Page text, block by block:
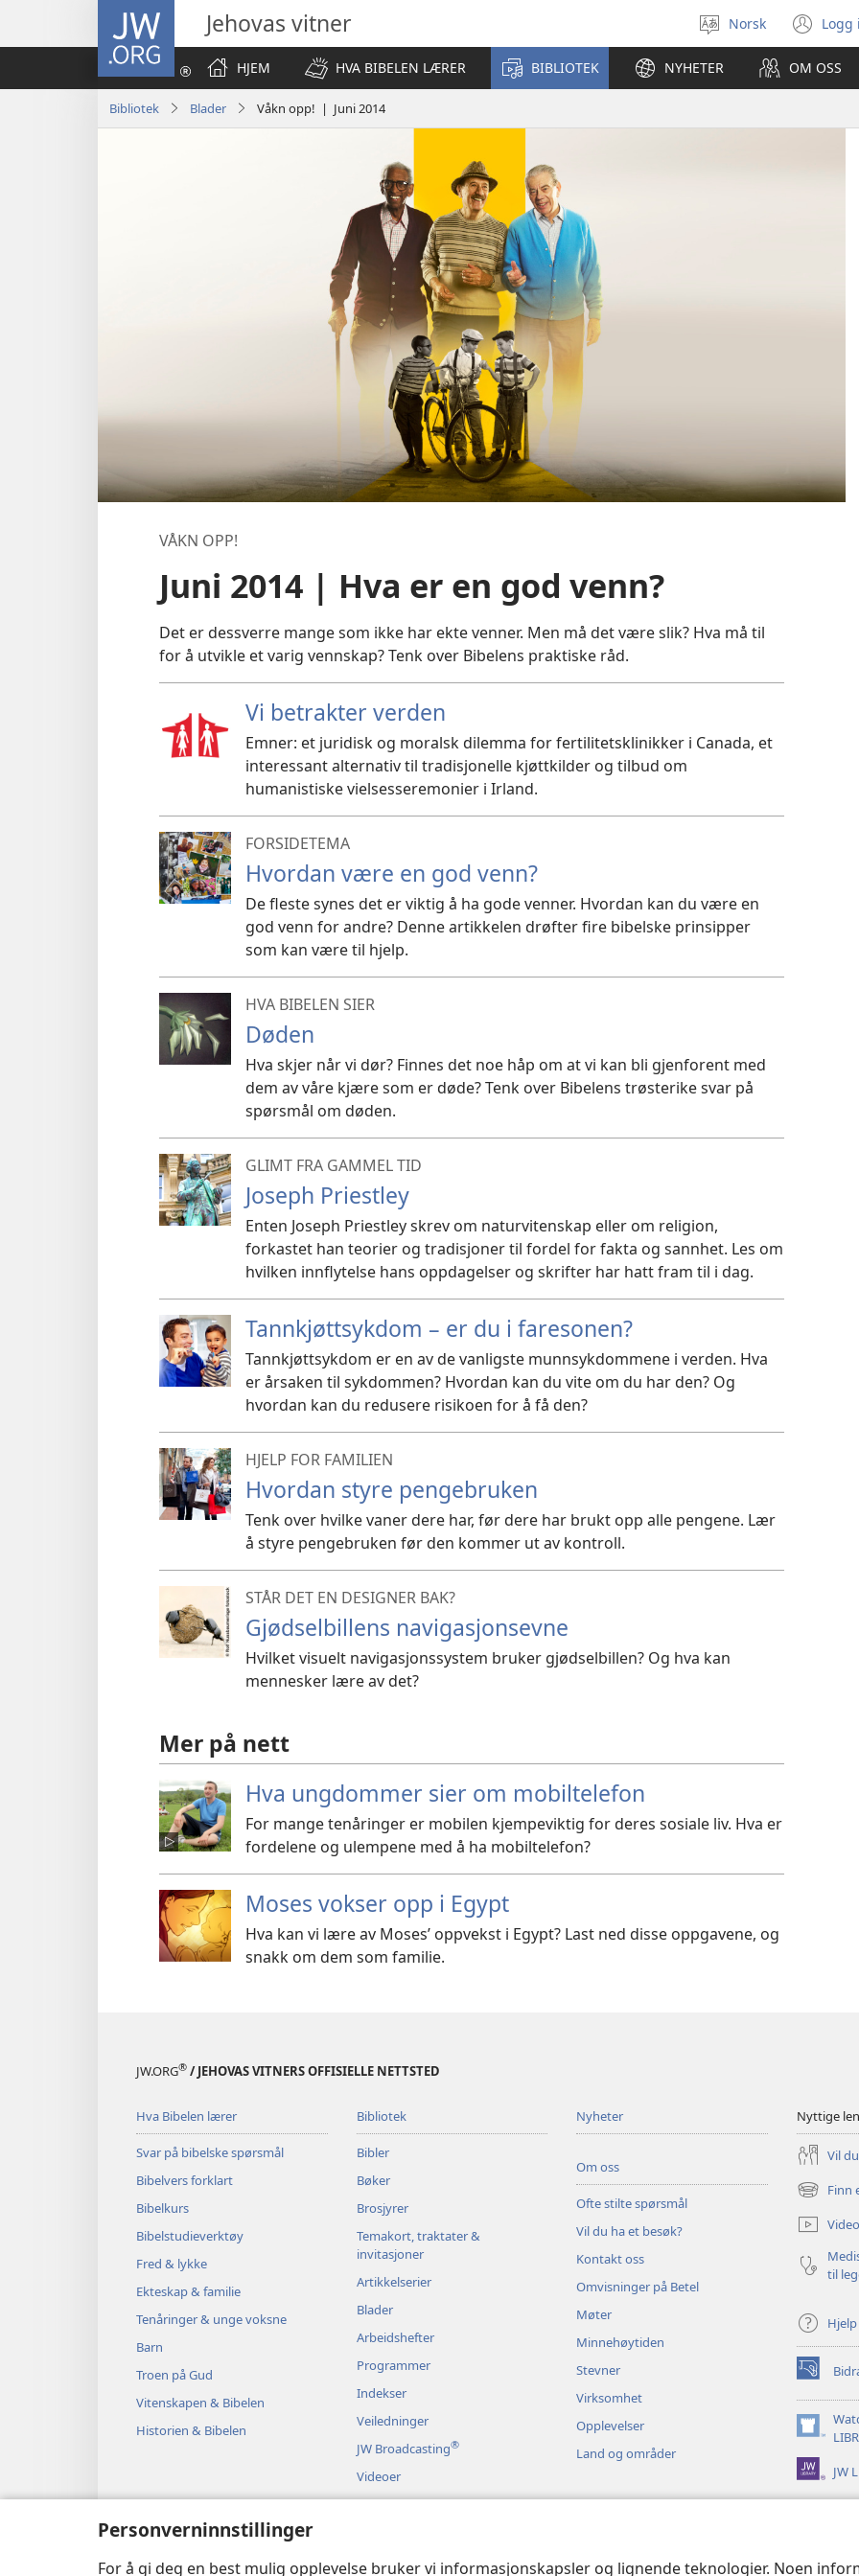
Personverninnstillinger
For å gi deg en best mulig opplevelse bruker vi informasjonskapsler og lignende teknologier. Noen
JW.ORG Jehovas vitner
Velg
språk
Norsk Logg
nytt
HJEM
HVA BIBELEN LÆRER BIBLIOTEK NYHETER OM OSS
Bibliotek Blader Våkn opp! | Juni 2014
VÅKN OPP!
Juni 2014 | Hva er en god venn?
Det er dessverre mange som ikke har ekte venner. Men må det være slik? Hva må til
for å utvikle et varig vennskap? Tenk over Bibelens praktiske råd.
Vi betrakter verden
Emner: et juridisk og moralsk dilemma for fertilitetsklinikker i Canada, et
interessant alternativ til tradisjonelle kjøttkilder og tilbud om
humanistiske vielsesseremonier i Irland.
FORSIDETEMA
Hvordan være en god venn?
De fleste synes det er viktig å ha gode venner. Hvordan kan du være en
god venn for andre? Denne artikkelen drøfter fire bibelske prinsipper
som kan være til hjelp.
HVA BIBELEN SIER
Døden
Hva skjer når vi dør? Finnes det noe håp om at vi kan bli gjenforent med
dem av våre kjære som er døde? Tenk over Bibelens trøsterike svar på
spørsmål om døden.
GLIMT FRA GAMMEL TID
Joseph Priestley
Enten Joseph Priestley skrev om naturvitenskap eller om religion,
forkastet han teorier og tradisjoner til fordel for fakta og sannhet. Les om
hvilken innflytelse hans oppdagelser og skrifter har hatt fram til i dag.
Tannkjøttsykdom – er du i faresonen?
Tannkjøttsykdom er en av de vanligste munnsykdommene i verden. Hva
er årsaken til sykdommen? Hvordan kan du vite om du har den? Og
hvordan kan du redusere risikoen for å få den?
HJELP FOR FAMILIEN
Hvordan styre pengebruken
Tenk over hvilke vaner dere har, før dere har brukt opp alle pengene. Lær
å styre pengebruken før den kommer ut av kontroll.
STÅR DET EN DESIGNER BAK?
Gjødselbillens navigasjonsevne
Hvilket visuelt navigasjonssystem bruker gjødselbillen? Og hva kan
mennesker lære av det?
Mer på nett
Hva ungdommer sier om mobiltelefon
For mange tenåringer er mobilen kjempeviktig for deres sosiale liv. Hva er
fordelene og ulempene med å ha mobiltelefon?
Moses vokser opp i Egypt
Hva kan vi lære av Moses’ oppvekst i Egypt? Last ned disse oppgavene, og
snakk om dem som familie.
JW.ORG® / JEHOVAS VITNERS OFFISIELLE NETTSTED
Hva Bibelen lærer
Svar på bibelske spørsmål
Bibelvers forklart
Bibelkurs
Bibelstudieverktøy
Fred & lykke
Ekteskap & familie
Tenåringer & unge voksne
Barn
Troen på Gud
Vitenskapen & Bibelen
Historien & Bibelen
Bibliotek
Bibler
Bøker
Brosjyrer
Temakort, traktater &
invitasjoner
Artikkelserier
Blader
Arbeidshefter
Programmer
Indekser
Veiledninger
JW Broadcasting®
Videoer
Musikk
Dramatiserte bibelopplesninger
Nyheter
Om oss
Ofte stilte spørsmål
Vil du ha et besøk?
Kontakt oss
Omvisninger på Betel
Møter
Minnehøytiden
Stevner
Virksomhet
Opplevelser
Land og områder
Nyttige
Vil
Finn
(åpner
nytt
vindu)
til
Hjelp
(åpner
nytt
vindu)
(åpner
nytt
vindu) JW